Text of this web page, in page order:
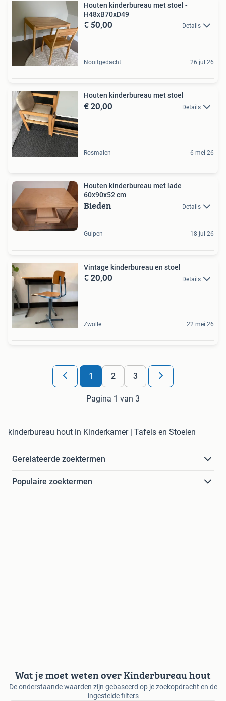
Houten kinderbureau met stoel -
H48xB70xD49
€ 50,00 Details
Nooitgedacht 26 jul 26
Houten kinderbureau met stoel
€ 20,00 Details
Rosmalen 6 mei 26
Houten kinderbureau met lade
60x90x52 cm
Bieden Details
Gulpen 18 jul 26
Vintage kinderbureau en stoel
€ 20,00 Details
Zwolle 22 mei 26
1 2 3
Pagina 1 van 3
kinderbureau hout in Kinderkamer | Tafels en Stoelen
Gerelateerde zoektermen
Populaire zoektermen
Wat je moet weten over Kinderbureau hout
De onderstaande waarden zijn gebaseerd op je zoekopdracht en de
ingestelde filters